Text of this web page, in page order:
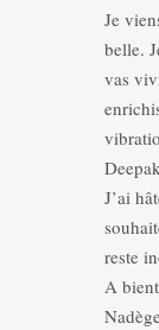
Je
belle.
vas
J’ai
reste
A